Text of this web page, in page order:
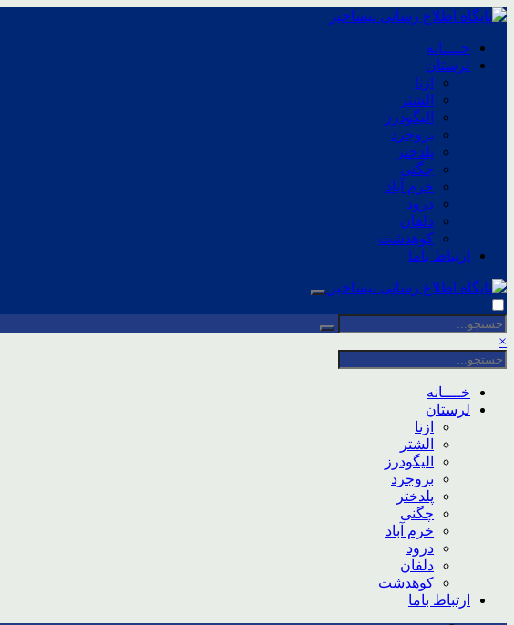
خــــانه
لرستان
ازنا
الشتر
الیگودرز
بروجرد
پلدختر
چگنی
خرم آباد
درود
دلفان
کوهدشت
ارتباط باما
×
خــــانه
لرستان
ازنا
الشتر
الیگودرز
بروجرد
پلدختر
چگنی
خرم آباد
درود
دلفان
کوهدشت
ارتباط باما